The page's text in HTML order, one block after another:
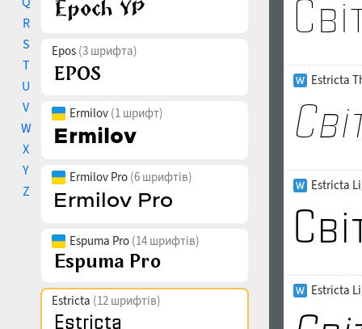
R
S
T
U
V
W
X
Y
Z
Epos (3 шрифта)
Ermilov (1 шрифт)
Ermilov Pro (6 шрифтів)
Espuma Pro (14 шрифтів)
Estricta (12 шрифтів)
Estricta
Estricta
Estricta